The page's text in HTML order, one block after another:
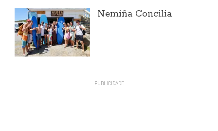
Nemiña Concilia